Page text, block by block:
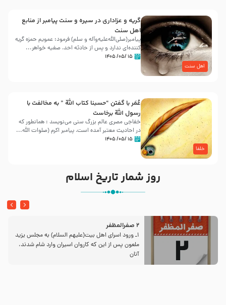
اهل سنت
گریه و عزاداری در سیره و سنت پیامبر از منابع
اهل سنت
پیامبر(صلی‌الله‌علیه‌وآله و سلم) فرمود: عمویم حمزه گریه
کننده‌ای ندارد و پس از حادثه احد، صفیه خواهر...
۱۵ /۰۵/ ۱۴۰۵
خلفا
عُمَر با گفتن “حسبنا كتاب اللّه ” به مخالفت با
رسول اللّه برخاست
خفاجی مصری عالم بزرگ سنی می‌نویسد : همانطور که
در احادیث معتبر آمده است، پیامبر اکرم (صلوات اللّه...
۱۵ /۰۵/ ۱۴۰۵
روز شمار تاریخ اسلام
2 صفرالمظفر
1ـ ورود اسراى اهل بیت‌(علیهم السلام) به مجلس یزید
ملعون پس از این كه كاروان اسیران وارد شام شدند،
آنان